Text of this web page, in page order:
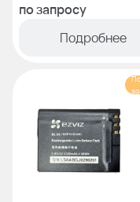
по запросу
Подробнее